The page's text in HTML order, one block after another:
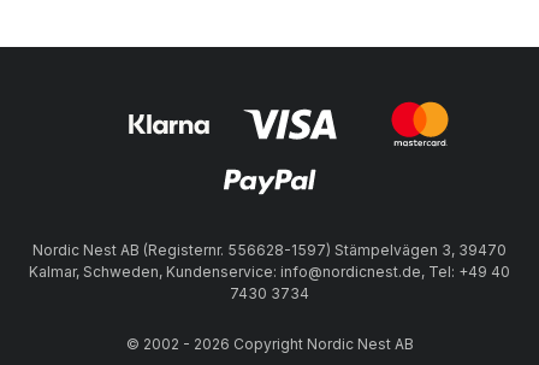
Nordic Nest AB (Registernr. 556628-1597) Stämpelvägen 3, 39470
Kalmar, Schweden, Kundenservice: info@nordicnest.de, Tel: +49 40
7430 3734
© 2002 - 2026 Copyright Nordic Nest AB